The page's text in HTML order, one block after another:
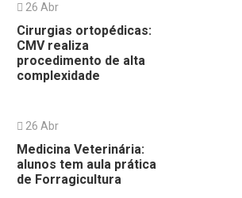
26 Abr
Cirurgias ortopédicas:
CMV realiza
procedimento de alta
complexidade
26 Abr
Medicina Veterinária:
alunos tem aula prática
de Forragicultura